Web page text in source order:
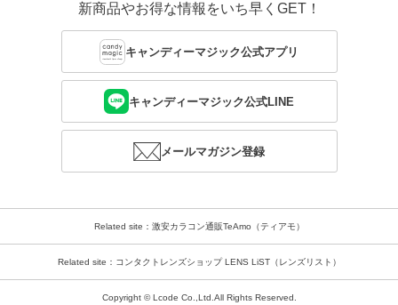
新商品やお得な情報をいち早くGET！
キャンディーマジック公式アプリ
キャンディーマジック公式LINE
メールマガジン登録
Related site：激安カラコン通販TeAmo（ティアモ）
Related site：コンタクトレンズショップ LENS LiST（レンズリスト）
Copyright © Lcode Co.,Ltd.All Rights Reserved.